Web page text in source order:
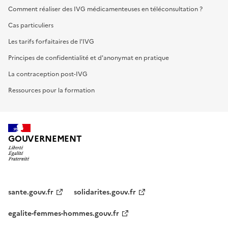
Comment réaliser des IVG médicamenteuses en téléconsultation ?
Cas particuliers
Les tarifs forfaitaires de l'IVG
Principes de confidentialité et d'anonymat en pratique
La contraception post-IVG
Ressources pour la formation
GOUVERNEMENT
sante.gouv.fr
solidarites.gouv.fr
egalite-femmes-hommes.gouv.fr